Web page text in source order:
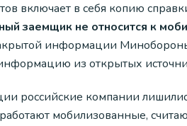
включает в себя копию
заемщик не относится к
информации
из открытых
российские компании
мобилизованные,